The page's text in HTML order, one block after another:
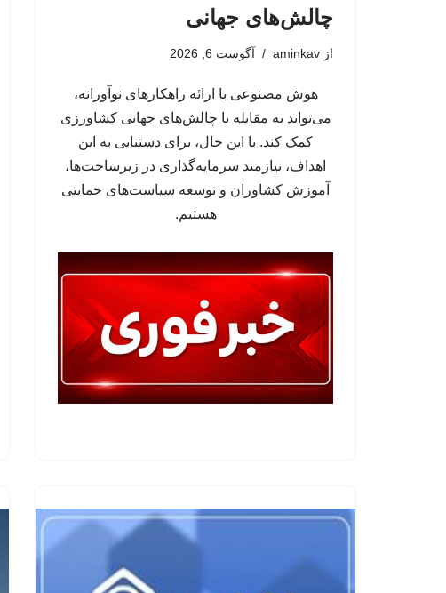
چالش‌های جهانی
از aminkav آگوست 6, 2026
هوش مصنوعی با ارائه راهکارهای نوآورانه،
می‌تواند به مقابله با چالش‌های جهانی کشاورزی
کمک کند. با این حال، برای دستیابی به این
اهداف، نیازمند سرمایه‌گذاری در زیرساخت‌ها،
آموزش کشاوران و توسعه سیاست‌های حمایتی
هستیم.